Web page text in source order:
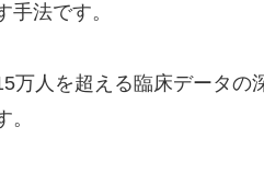
手法です。
万人を超える臨床データの
。